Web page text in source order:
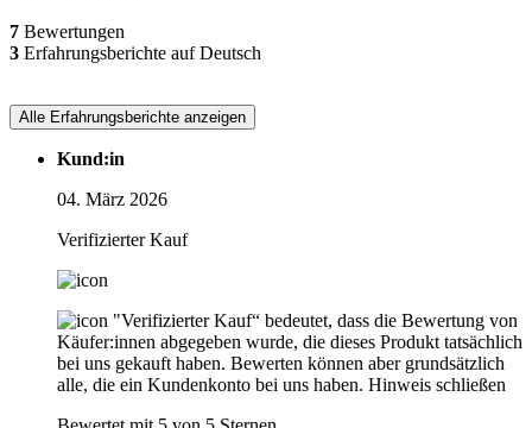
7 Bewertungen
3 Erfahrungsberichte auf Deutsch
Alle Erfahrungsberichte anzeigen
Kund:in
04. März 2026
Verifizierter Kauf
"Verifizierter Kauf“ bedeutet, dass die Bewertung von
Käufer:innen abgegeben wurde, die dieses Produkt tatsächlich
bei uns gekauft haben. Bewerten können aber grundsätzlich
alle, die ein Kundenkonto bei uns haben. Hinweis schließen